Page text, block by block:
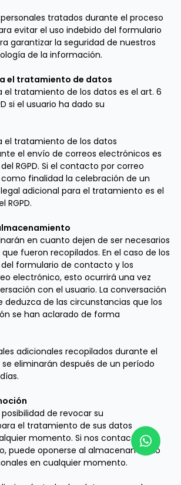
tratados durante el proceso
evitar el uso indebido del formulario
garantizar la seguridad de nuestros
de la información.
el tratamiento de datos
el tratamiento de los datos es el art. 6
si el usuario ha dado su
el tratamiento de los datos
el envío de correos electrónicos es
RGPD. Si el contacto por correo
finalidad la celebración de un
adicional para el tratamiento es el
RGPD.
en cuanto dejen de ser necesarios
fueron recopilados. En el caso de los
formulario de contacto y los
electrónico, esto ocurrirá una vez
con el usuario. La conversación
deduzca de las circunstancias que los
se han aclarado de forma
adicionales recopilados durante el
eliminarán después de un período
de revocar su
el tratamiento de sus datos
momento. Si nos contacta por
puede oponerse al almacenamiento
en cualquier momento.